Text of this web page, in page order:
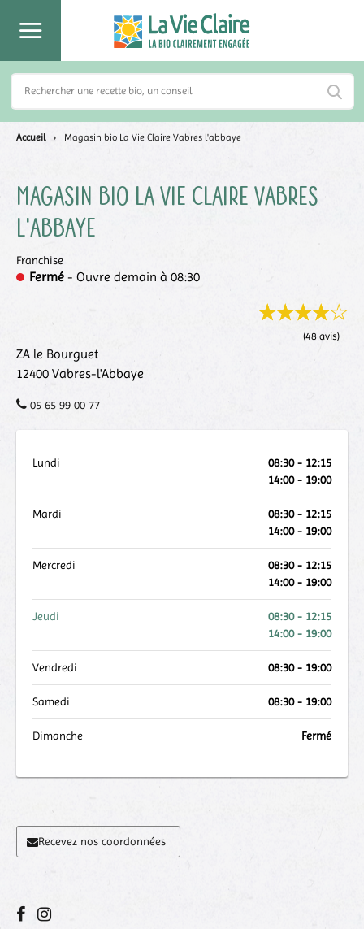
Magasin bio La Vie Claire Vabres
l'abbaye
Franchise
Fermé - Ouvre demain à 08:30
(48 avis)
ZA le Bourguet
12400 Vabres-l'Abbaye
05 65 99 00 77
Lundi
08:30 - 12:15
14:00 - 19:00
Mardi
08:30 - 12:15
14:00 - 19:00
Mercredi
08:30 - 12:15
14:00 - 19:00
Jeudi
08:30 - 12:15
14:00 - 19:00
Vendredi 08:30 - 19:00
Samedi 08:30 - 19:00
Dimanche Fermé
Recevez nos coordonnées
Accueil › Magasin bio La Vie Claire Vabres l'abbaye